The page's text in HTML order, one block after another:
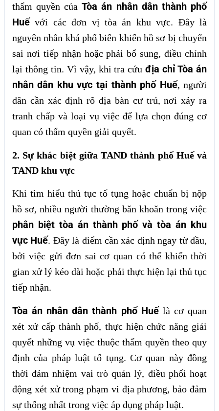
thẩm quyền củaTòa án nhân dân thành phố
Huếvới các đơn vị tòa án khu vực. Đây là
nguyên nhân khá phổ biến khiến hồ sơ bị chuyển
sai nơi tiếp nhận hoặc phải bổ sung, điều chỉnh
lại thông tin. Vì vậy, khi tra cứuđịa chỉ Tòa án
nhân dân khu vực tại thành phố Huế, người
dân cần xác định rõ địa bàn cư trú, nơi xảy ra
tranh chấp và loại vụ việc để lựa chọn đúng cơ
quan có thẩm quyền giải quyết.
2. Sự khác biệt giữa TAND thành phố Huế và
TAND khu vực
Khi tìm hiểu thủ tục tố tụng hoặc chuẩn bị nộp
hồ sơ, nhiều người thường băn khoăn trong việc
phân biệt tòa án thành phố và tòa án khu
vực Huế. Đây là điểm cần xác định ngay từ đầu,
bởi việc gửi đơn sai cơ quan có thể khiến thời
gian xử lý kéo dài hoặc phải thực hiện lại thủ tục
tiếp nhận.
Tòa án nhân dân thành phố Huếlà cơ quan
xét xử cấp thành phố, thực hiện chức năng giải
quyết những vụ việc thuộc thẩm quyền theo quy
định của pháp luật tố tụng. Cơ quan này đồng
thời đảm nhiệm vai trò quản lý, điều phối hoạt
động xét xử trong phạm vi địa phương, bảo đảm
sự thống nhất trong việc áp dụng pháp luật.